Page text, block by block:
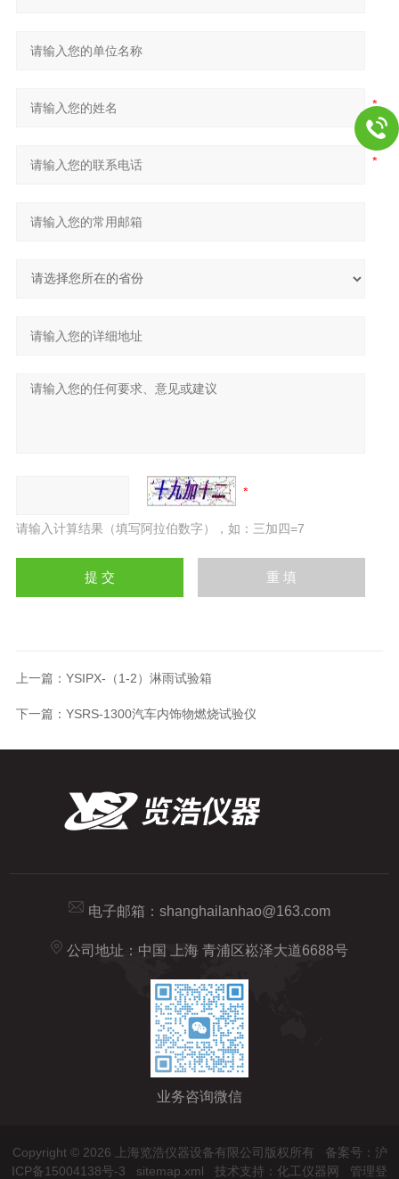
请输入计算结果（填写阿拉伯数字），如：三加四=7
上一篇： YSIPX-（1-2）淋雨试验箱
下一篇： YSRS-1300汽车内饰物燃烧试验仪
电子邮箱： shanghailanhao@163.com
公司地址：中国 上海 青浦区崧泽大道6688号
业务咨询微信
Copyright © 2026 上海览浩仪器设备有限公司版权所有 备案号：沪
ICP备15004138号-3
sitemap.xml 技术支持： 化工仪器网 管理登